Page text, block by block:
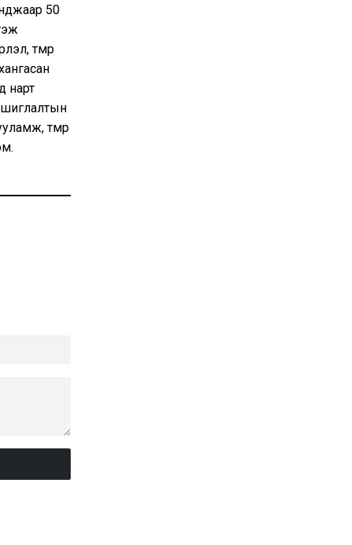
50
төмөр
нарт
төмөр